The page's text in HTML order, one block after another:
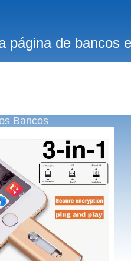
página de bancos
Bancos